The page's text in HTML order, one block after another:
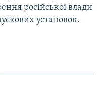
російської влади
установок.